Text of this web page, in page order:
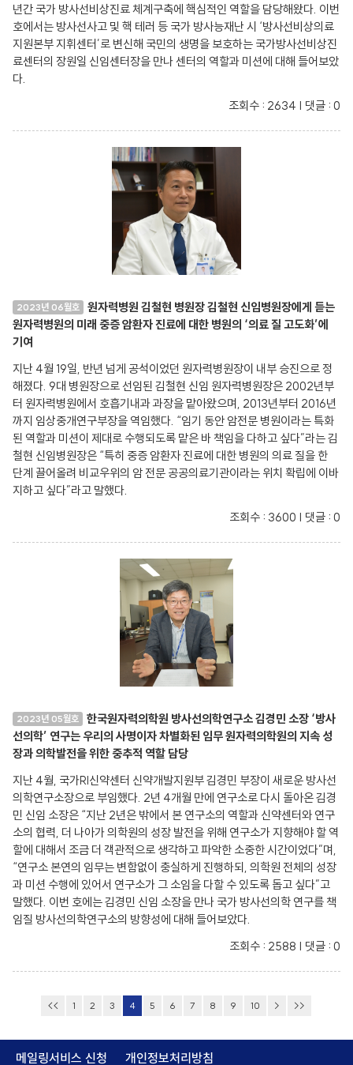
년간 국가 방사선비상진료 체계구축에 핵심적인 역할을 담당해왔다. 이번
호에서는 방사선사고 및 핵 테러 등 국가 방사능재난 시 ‘방사선비상의료
지원본부 지휘센터’로 변신해 국민의 생명을 보호하는 국가방사선비상진
료센터의 장원일 신임센터장을 만나 센터의 역할과 미션에 대해 들어보았
다.
조회수 : 2634 | 댓글 : 0
2023년 06월호
원자력병원 김철현 병원장 김철현 신임병원장에게 듣는
원자력병원의 미래 중증 암환자 진료에 대한 병원의 ‘의료 질 고도화’에
기여
지난 4월 19일, 반년 넘게 공석이었던 원자력병원장이 내부 승진으로 정
해졌다. 9대 병원장으로 선임된 김철현 신임 원자력병원장은 2002년부
터 원자력병원에서 호흡기내과 과장을 맡아왔으며, 2013년부터 2016년
까지 임상중개연구부장을 역임했다. “임기 동안 암전문 병원이라는 특화
된 역할과 미션이 제대로 수행되도록 맡은 바 책임을 다하고 싶다”라는 김
철현 신임병원장은 “특히 중증 암환자 진료에 대한 병원의 의료 질을 한
단계 끌어올려 비교우위의 암 전문 공공의료기관이라는 위치 확립에 이바
지하고 싶다”라고 말했다.
조회수 : 3600 | 댓글 : 0
2023년 05월호
한국원자력의학원 방사선의학연구소 김경민 소장 ‘방사
선의학’ 연구는 우리의 사명이자 차별화된 임무 원자력의학원의 지속 성
장과 의학발전을 위한 중추적 역할 담당
지난 4월, 국가RI신약센터 신약개발지원부 김경민 부장이 새로운 방사선
의학연구소장으로 부임했다. 2년 4개월 만에 연구소로 다시 돌아온 김경
민 신임 소장은 “지난 2년은 밖에서 본 연구소의 역할과 신약센터와 연구
소의 협력, 더 나아가 의학원의 성장 발전을 위해 연구소가 지향해야 할 역
할에 대해서 조금 더 객관적으로 생각하고 파악한 소중한 시간이었다”며,
“연구소 본연의 임무는 변함없이 충실하게 진행하되, 의학원 전체의 성장
과 미션 수행에 있어서 연구소가 그 소임을 다할 수 있도록 돕고 싶다”고
말했다. 이번 호에는 김경민 신임 소장을 만나 국가 방사선의학 연구를 책
임질 방사선의학연구소의 방향성에 대해 들어보았다.
조회수 : 2588 | 댓글 : 0
<< 1 2 3 4 5 6 7 8 9 10 > >>
메일링서비스 신청 개인정보처리방침